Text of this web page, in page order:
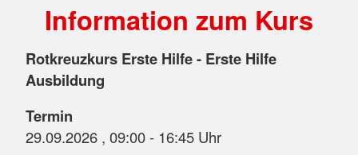
Information zum Kurs
Rotkreuzkurs Erste Hilfe - Erste Hilfe
Ausbildung
Termin
29.09.2026 , 09:00 - 16:45 Uhr